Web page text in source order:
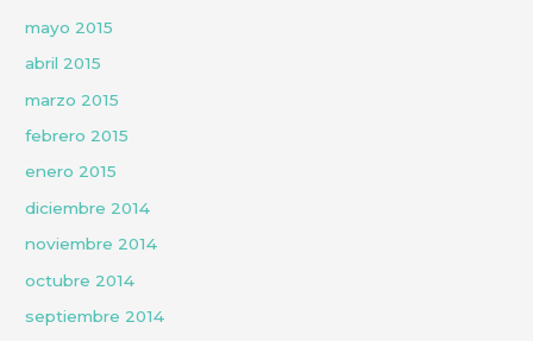
mayo 2015
abril 2015
marzo 2015
febrero 2015
enero 2015
diciembre 2014
noviembre 2014
octubre 2014
septiembre 2014